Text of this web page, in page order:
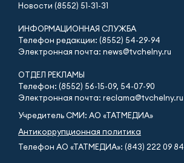
Новости (8552) 51-31-31
ИНФОРМАЦИОННАЯ СЛУЖБА
Телефон редакции: (8552) 54-29-94
Электронная почта: news@tvchelny.ru
ОТДЕЛ РЕКЛАМЫ
Телефон: (8552) 56-15-09, 54-07-90
Электронная почта: reclama@tvchelny.ru
Учредитель СМИ: АО «ТАТМЕДИА»
Антикоррупционная политика
Телефон АО «ТАТМЕДИА»: (843) 222 09 84